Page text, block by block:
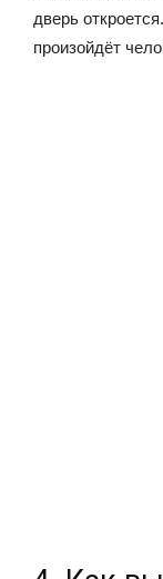
дверь
произойдёт